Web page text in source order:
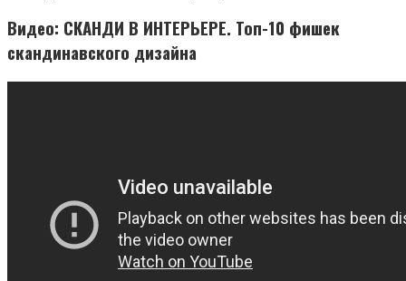
Видео: СКАНДИ В ИНТЕРЬЕРЕ. Топ-10 фишек
скандинавского дизайна